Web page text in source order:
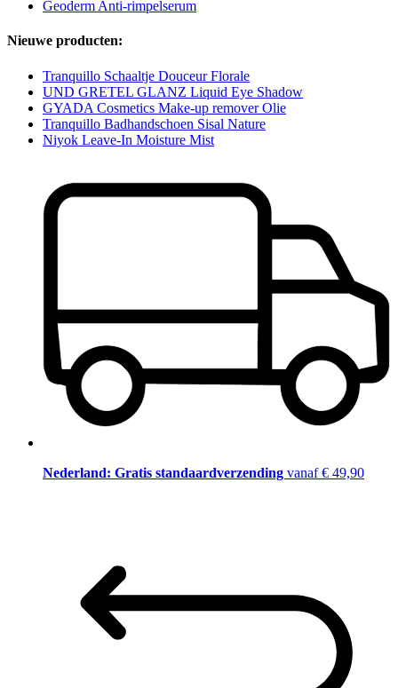
Geoderm Anti-rimpelserum
Nieuwe producten:
Tranquillo Schaaltje Douceur Florale
UND GRETEL GLANZ Liquid Eye Shadow
GYADA Cosmetics Make-up remover Olie
Tranquillo Badhandschoen Sisal Nature
Niyok Leave-In Moisture Mist
Nederland: Gratis standaardverzending vanaf € 49,90